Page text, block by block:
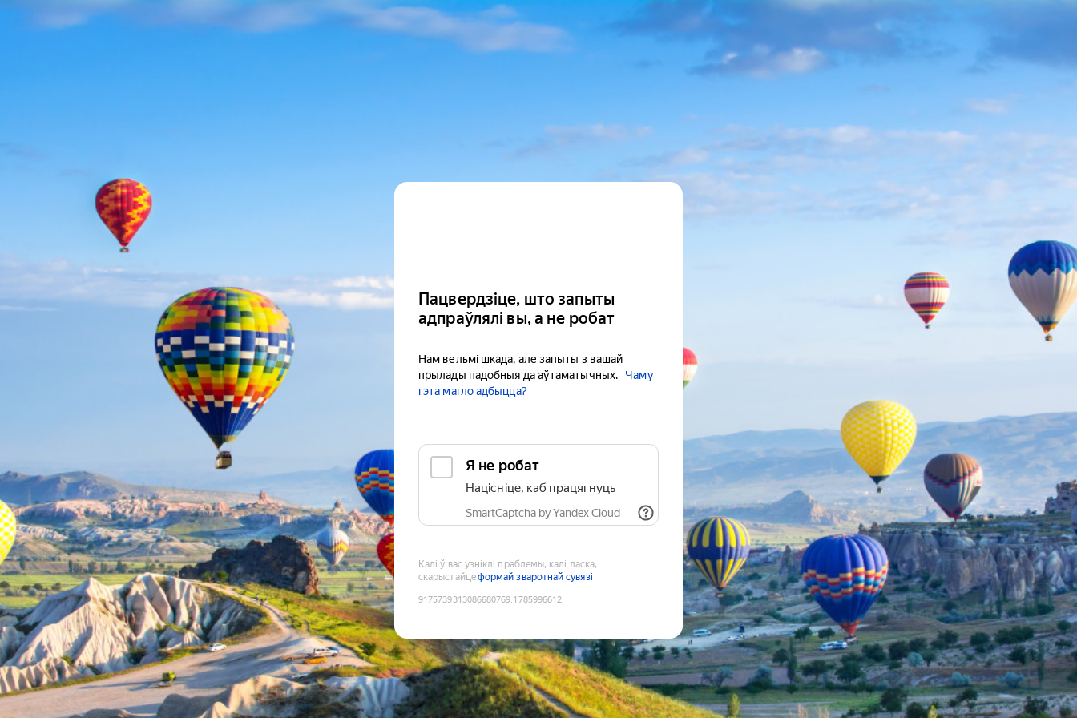
Пацвердзіце, што запыты
адпраўлялі вы, а не робат
Нам вельмі шкада, але запыты з вашай
прылады падобныя да аўтаматычных.
Чаму
гэта магло адбыцца?
Я не робат
Націсніце, каб працягнуць
SmartCaptcha by Yandex Cloud
Калі ў вас узніклі праблемы, калі ласка,
скарыстайцеформай зваротнай сувязі
9175739313086680769:1785996612